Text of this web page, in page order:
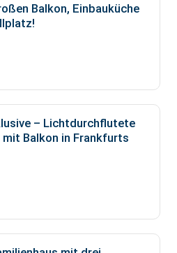
Balkon, Einbauküche
– Lichtdurchflutete
Balkon in Frankfurts